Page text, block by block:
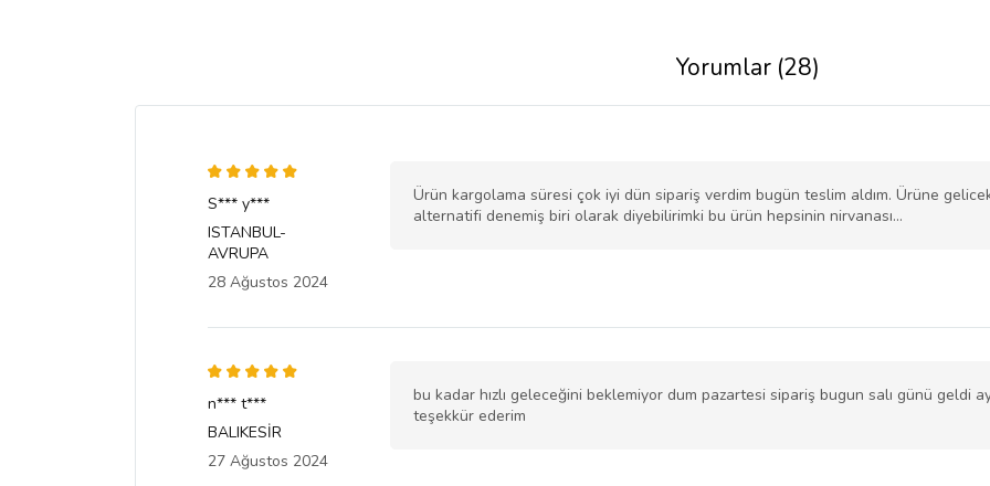
Yorumlar (28)
S*** y***
ISTANBUL-
AVRUPA
28 Ağustos 2024
Ürün kargolama süresi çok iyi dün sipariş verdim bugün teslim aldım. Ürüne
alternatifi denemiş biri olarak diyebilirimki bu ürün hepsinin nirvanası…
n*** t***
BALIKESİR
27 Ağustos 2024
bu kadar hızlı geleceğini beklemiyor dum pazartesi sipariş bugun salı günü geldi
teşekkür ederim